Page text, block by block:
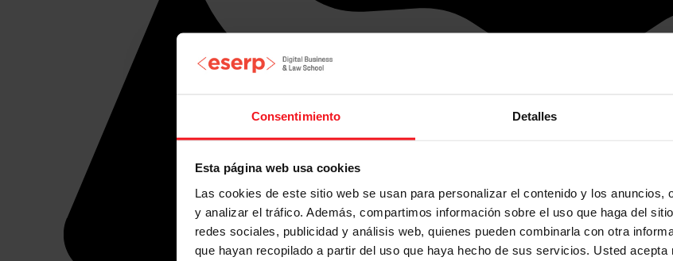
Consentimiento Detalles
Esta página web usa cookies
Las cookies de este sitio web se usan para personalizar el contenido y los anuncios,
y analizar el tráfico. Además, compartimos información sobre el uso que haga del
redes sociales, publicidad y análisis web, quienes pueden combinarla con otra
que hayan recopilado a partir del uso que haya hecho de sus servicios. Usted